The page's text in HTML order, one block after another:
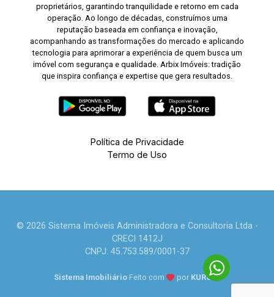
proprietários, garantindo tranquilidade e retorno em cada
operação. Ao longo de décadas, construímos uma
reputação baseada em confiança e inovação,
acompanhando as transformações do mercado e aplicando
tecnologia para aprimorar a experiência de quem busca um
imóvel com segurança e qualidade. Arbix Imóveis: tradição
que inspira confiança e expertise que gera resultados.
Política de Privacidade
Termo de Uso
© 2026 Sistema Imóveis Administradora e Consultoria Ltda -
CRECI 1412J
CNPJ: 45.753.589/0001-37
Sistema Imobiliário Feito com por KUROLE